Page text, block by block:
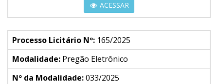
ACESSAR
Processo Licitário Nº: 165/2025
Modalidade: Pregão Eletrônico
Nº da Modalidade:033/2025